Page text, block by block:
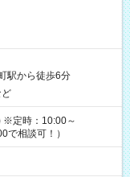
駅から徒歩6分
定時：10:00～
相談可！）